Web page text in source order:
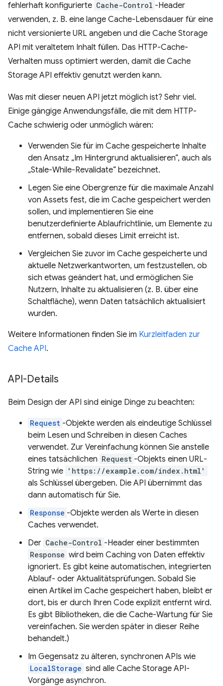
fehlerhaft konfigurierte Cache-Control -Header
verwenden, z. B. eine lange Cache-Lebensdauer für eine
nicht versionierte URL angeben und die Cache Storage
API mit veraltetem Inhalt füllen. Das HTTP-Cache-
Verhalten muss optimiert werden, damit die Cache
Storage API effektiv genutzt werden kann.
Was mit dieser neuen API jetzt möglich ist? Sehr viel.
Einige gängige Anwendungsfälle, die mit dem HTTP-
Cache schwierig oder unmöglich wären:
Verwenden Sie für im Cache gespeicherte Inhalte
den Ansatz „Im Hintergrund aktualisieren“, auch als
„Stale-While-Revalidate“ bezeichnet.
Legen Sie eine Obergrenze für die maximale Anzahl
von Assets fest, die im Cache gespeichert werden
sollen, und implementieren Sie eine
benutzerdefinierte Ablaufrichtlinie, um Elemente zu
entfernen, sobald dieses Limit erreicht ist.
Vergleichen Sie zuvor im Cache gespeicherte und
aktuelle Netzwerkantworten, um festzustellen, ob
sich etwas geändert hat, und ermöglichen Sie
Nutzern, Inhalte zu aktualisieren (z. B. über eine
Schaltfläche), wenn Daten tatsächlich aktualisiert
wurden.
Weitere Informationen finden Sie im Kurzleitfaden zur
Cache API.
API-Details
Beim Design der API sind einige Dinge zu beachten:
Request -Objekte werden als eindeutige Schlüssel
beim Lesen und Schreiben in diesen Caches
verwendet. Zur Vereinfachung können Sie anstelle
eines tatsächlichen Request -Objekts einen URL-
String wie 'https://example.com/index.html'
als Schlüssel übergeben. Die API übernimmt das
dann automatisch für Sie.
Response -Objekte werden als Werte in diesen
Caches verwendet.
Der Cache-Control -Header einer bestimmten
Response wird beim Caching von Daten effektiv
ignoriert. Es gibt keine automatischen, integrierten
Ablauf- oder Aktualitätsprüfungen. Sobald Sie
einen Artikel im Cache gespeichert haben, bleibt er
dort, bis er durch Ihren Code explizit entfernt wird.
Es gibt Bibliotheken, die die Cache-Wartung für Sie
vereinfachen. Sie werden später in dieser Reihe
behandelt.)
Im Gegensatz zu älteren, synchronen APIs wie
LocalStorage sind alle Cache Storage API-
Vorgänge asynchron.